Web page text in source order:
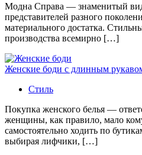
Модна Справа — знаменитый
представителей разного
материального достатка.
производства всемирно […]
Женские боди с длинным
Стиль
Покупка женского белья —
женщины, как правило, мало
самостоятельно ходить по
выбирая лифчики, […]